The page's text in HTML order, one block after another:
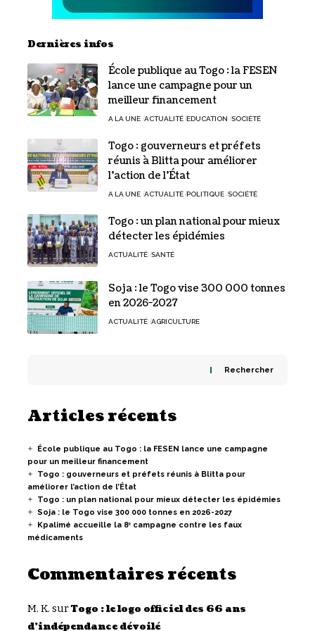
Dernières infos
École publique au Togo : la FESEN
lance une campagne pour un
meilleur financement
A LA UNE ACTUALITÉ EDUCATION SOCIÉTÉ
Togo : gouverneurs et préfets
réunis à Blitta pour améliorer
l’action de l’État
A LA UNE ACTUALITÉ POLITIQUE SOCIÉTÉ
Togo : un plan national pour mieux
détecter les épidémies
ACTUALITÉ SANTÉ
Soja : le Togo vise 300 000 tonnes
en 2026-2027
ACTUALITÉ AGRICULTURE
Rechercher
Articles récents
École publique au Togo : la FESEN lance une campagne
pour un meilleur financement
Togo : gouverneurs et préfets réunis à Blitta pour
améliorer l’action de l’État
Togo : un plan national pour mieux détecter les épidémies
Soja : le Togo vise 300 000 tonnes en 2026-2027
Kpalimé accueille la 8ᵉ campagne contre les faux
médicaments
Commentaires récents
M. K. surTogo : le logo officiel des 66 ans
d’indépendance dévoilé